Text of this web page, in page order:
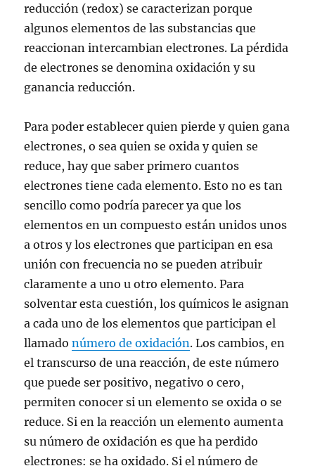
reducción (redox) se caracterizan porque
algunos elementos de las substancias que
reaccionan intercambian electrones. La pérdida
de electrones se denomina oxidación y su
ganancia reducción.
Para poder establecer quien pierde y quien gana
electrones, o sea quien se oxida y quien se
reduce, hay que saber primero cuantos
electrones tiene cada elemento. Esto no es tan
sencillo como podría parecer ya que los
elementos en un compuesto están unidos unos
a otros y los electrones que participan en esa
unión con frecuencia no se pueden atribuir
claramente a uno u otro elemento. Para
solventar esta cuestión, los químicos le asignan
a cada uno de los elementos que participan el
llamadonúmero de oxidación. Los cambios, en
el transcurso de una reacción, de este número
que puede ser positivo, negativo o cero,
permiten conocer si un elemento se oxida o se
reduce. Si en la reacción un elemento aumenta
su número de oxidación es que ha perdido
electrones: se ha oxidado. Si el número de